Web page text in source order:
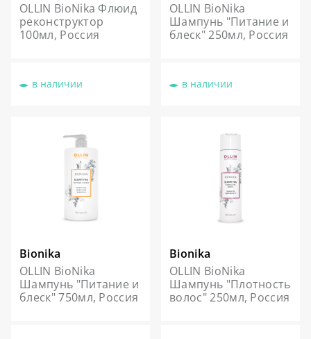
OLLIN BioNika Флюид
реконструктор
100мл, Россия
в наличии
OLLIN BioNika
Шампунь "Питание и
блеск" 250мл, Россия
в наличии
Bionika
OLLIN BioNika
Шампунь "Питание и
блеск" 750мл, Россия
Bionika
OLLIN BioNika
Шампунь "Плотность
волос" 250мл, Россия